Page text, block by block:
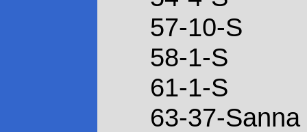
57-10-S
58-1-S
61-1-S
63-37-